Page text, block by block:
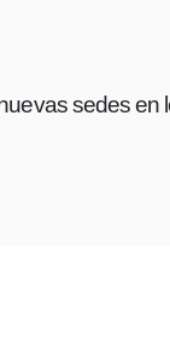
sedes en